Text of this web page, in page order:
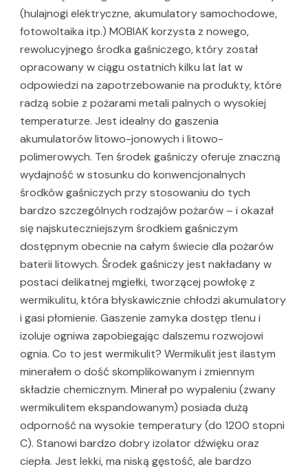
(hulajnogi elektryczne, akumulatory samochodowe,
fotowoltaika itp.) MOBIAK korzysta z nowego,
rewolucyjnego środka gaśniczego, który został
opracowany w ciągu ostatnich kilku lat lat w
odpowiedzi na zapotrzebowanie na produkty, które
radzą sobie z pożarami metali palnych o wysokiej
temperaturze. Jest idealny do gaszenia
akumulatorów litowo-jonowych i litowo-
polimerowych. Ten środek gaśniczy oferuje znaczną
wydajność w stosunku do konwencjonalnych
środków gaśniczych przy stosowaniu do tych
bardzo szczególnych rodzajów pożarów – i okazał
się najskuteczniejszym środkiem gaśniczym
dostępnym obecnie na całym świecie dla pożarów
baterii litowych. Środek gaśniczy jest nakładany w
postaci delikatnej mgiełki, tworzącej powłokę z
wermikulitu, która błyskawicznie chłodzi akumulatory
i gasi płomienie. Gaszenie zamyka dostęp tlenu i
izoluje ogniwa zapobiegając dalszemu rozwojowi
ognia. Co to jest wermikulit? Wermikulit jest ilastym
minerałem o dość skomplikowanym i zmiennym
składzie chemicznym. Minerał po wypaleniu (zwany
wermikulitem ekspandowanym) posiada dużą
odporność na wysokie temperatury (do 1200 stopni
C). Stanowi bardzo dobry izolator dźwięku oraz
ciepła. Jest lekki, ma niską gęstość, ale bardzo